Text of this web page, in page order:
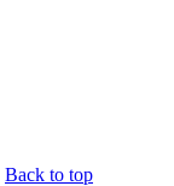
Back to top